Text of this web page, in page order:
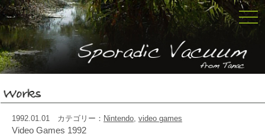
1992.01.01 カテゴリー： Nintendo video games
Video Games 1992